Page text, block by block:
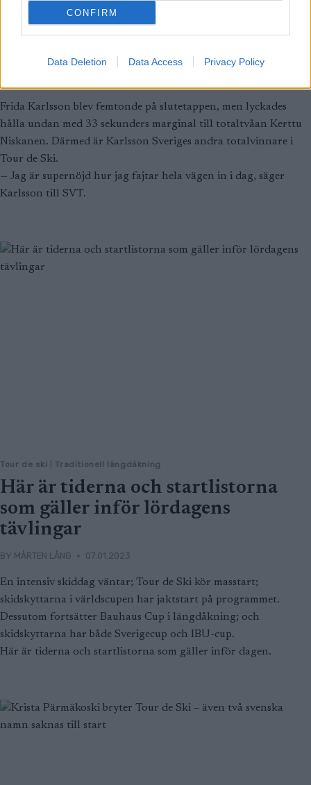
CONFIRM
Data Deletion Data Access Privacy Policy
Frida Karlsson vann Tour de Ski:
”Supernöjd hur jag fajtas hela
vägen in”
Frida Karlsson blev femtonde på slutetappen, men lyckades
hålla undan med 33 sekunders marginal till totaltvåan Kerttu
Niskanen. Därmed är Karlsson Sveriges andra totalvinnare i
Tour de Ski.
— Jag är supernöjd hur jag fajtar hela vägen in i dag, säger
Karlsson till SVT.
Tour de ski Traditionell längdåkning
Här är tiderna och startlistorna
som gäller inför lördagens
tävlingar
BY MÅRTEN LÅNG 07.01.2023
En intensiv skiddag väntar; Tour de Ski kör masstart;
skidskyttarna i världscupen har jaktstart på programmet.
Dessutom fortsätter Bauhaus Cup i längdåkning; och
skidskyttarna har både Sverigecup och IBU-cup.
Här är tiderna och startlistorna som gäller inför dagen.